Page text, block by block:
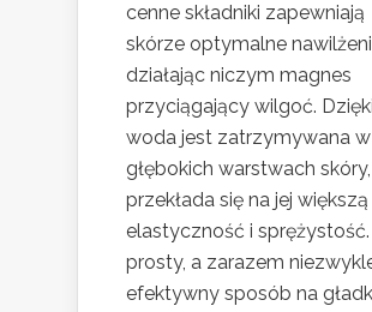
cenne składniki zapewniają
skórze optymalne
działając niczym magnes
przyciągający wilgoć.
woda jest zatrzymywana w
głębokich warstwach
przekłada się na jej większą
elastyczność i sprężystość.
prosty, a zarazem
efektywny sposób na